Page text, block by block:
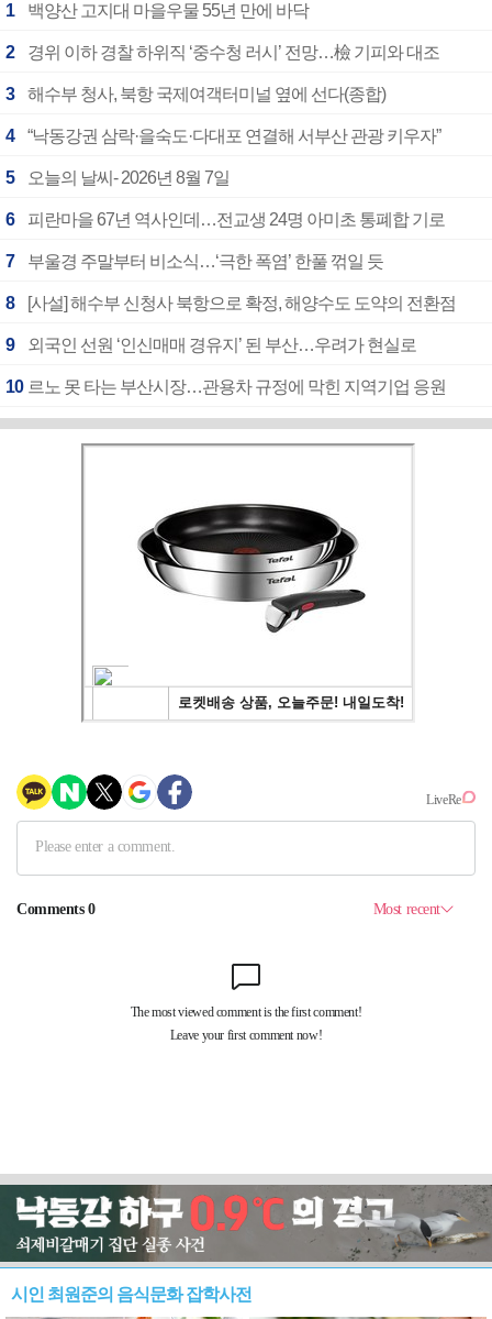
1 백양산 고지대 마을우물 55년 만에 바닥
2 경위 이하 경찰 하위직 ‘중수청 러시’ 전망…檢 기피와 대조
3 해수부 청사, 북항 국제여객터미널 옆에 선다(종합)
4 “낙동강권 삼락·을숙도·다대포 연결해 서부산 관광 키우자”
5 오늘의 날씨- 2026년 8월 7일
6 피란마을 67년 역사인데…전교생 24명 아미초 통폐합 기로
7 부울경 주말부터 비소식…‘극한 폭염’ 한풀 꺾일 듯
8 [사설] 해수부 신청사 북항으로 확정, 해양수도 도약의 전환점
9 외국인 선원 ‘인신매매 경유지’ 된 부산…우려가 현실로
10 르노 못 타는 부산시장…관용차 규정에 막힌 지역기업 응원
시인 최원준의 음식문화 잡학사전